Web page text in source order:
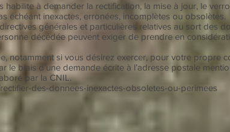
à demander la rectification, la mise à jour, le
échéant inexactes, erronées, incomplètes ou obsolètes.
générales et particulières relatives au sort des
décédée peuvent exiger de prendre en
notamment si vous désirez exercer, pour votre propre
le biais d’une demande écrite à l’adresse postale
par la CNIL.
des-donnees-inexactes-obsoletes-ou-perimees